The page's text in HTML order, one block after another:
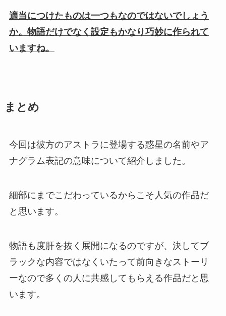
適当につけたものは一つもなのではないでしょう
か。物語だけでなく設定もかなり巧妙に作られて
いますね。
まとめ
今回は彼方のアストラに登場する惑星の名前やア
ナグラム表記の意味について紹介しました。
細部にまでこだわっているからこそ人気の作品だ
と思います。
物語も度肝を抜く展開になるのですが、決してブ
ラックな内容ではなくいたって前向きなストーリ
ーなので多くの人に共感してもらえる作品だと思
います。